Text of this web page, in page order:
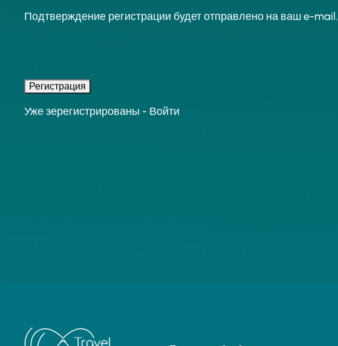
Подтверждение регистрации будет отправлено на ваш e-mail.
Уже зерегистрированы - Войти